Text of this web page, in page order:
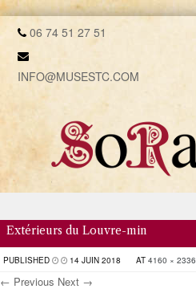
06 74 51 27 51
INFO@MUSESTC.COM
Skip to content
Extérieurs du Louvre-min
PUBLISHED 14 JUIN 2018 AT 4160 × 2336
← Previous Next →